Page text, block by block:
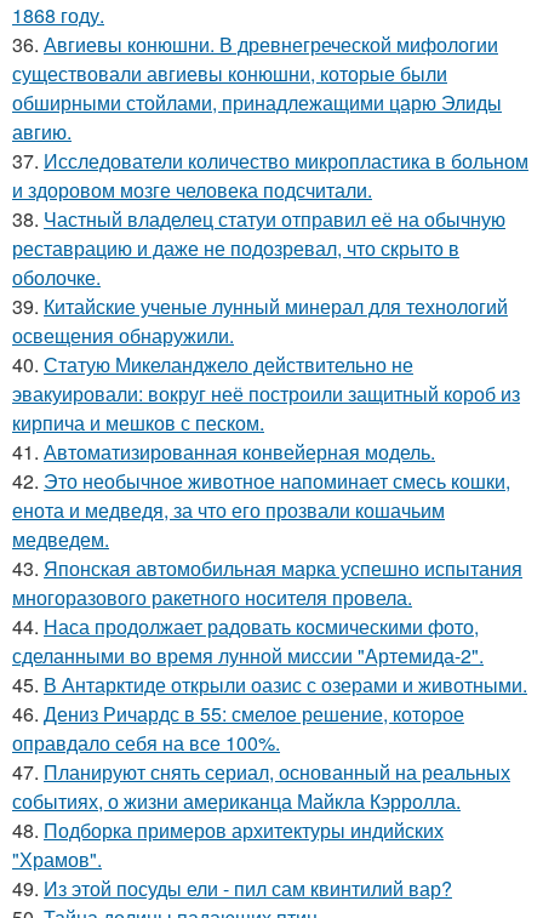
1868 году.
36. Авгиевы конюшни. В древнегреческой мифологии
существовали авгиевы конюшни, которые были
обширными стойлами, принадлежащими царю Элиды
авгию.
37. Исследователи количество микропластика в больном
и здоровом мозге человека подсчитали.
38. Частный владелец статуи отправил её на обычную
реставрацию и даже не подозревал, что скрыто в
оболочке.
39. Китайские ученые лунный минерал для технологий
освещения обнаружили.
40. Статую Микеланджело действительно не
эвакуировали: вокруг неё построили защитный короб из
кирпича и мешков с песком.
41. Автоматизированная конвейерная модель.
42. Это необычное животное напоминает смесь кошки,
енота и медведя, за что его прозвали кошачьим
медведем.
43. Японская автомобильная марка успешно испытания
многоразового ракетного носителя провела.
44. Наса продолжает радовать космическими фото,
сделанными во время лунной миссии "Артемида-2".
45. В Антарктиде открыли оазис с озерами и животными.
46. Дениз Ричардс в 55: смелое решение, которое
оправдало себя на все 100%.
47. Планируют снять сериал, основанный на реальных
событиях, о жизни американца Майкла Кэрролла.
48. Подборка примеров архитектуры индийских
"Храмов".
49. Из этой посуды ели - пил сам квинтилий вар?